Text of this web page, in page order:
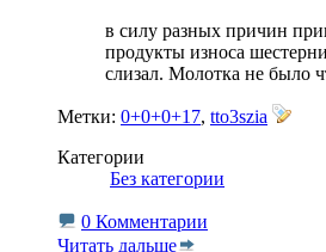
в силу разных причин
продукты износа
слизал. Молотка не было
Метки: 0+0+0+17, tto3szia
Категории
Без категории
0 Комментарии
Читать дальше